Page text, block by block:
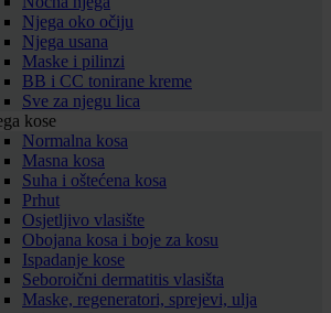
Njega oko očiju
Njega usana
Maske i pilinzi
BB i CC tonirane kreme
Sve za njegu lica
kose
Normalna kosa
Masna kosa
Suha i oštećena kosa
Prhut
Osjetljivo vlasište
Obojana kosa i boje za kosu
Ispadanje kose
Seboroični dermatitis vlasišta
Maske, regeneratori, sprejevi, ulja